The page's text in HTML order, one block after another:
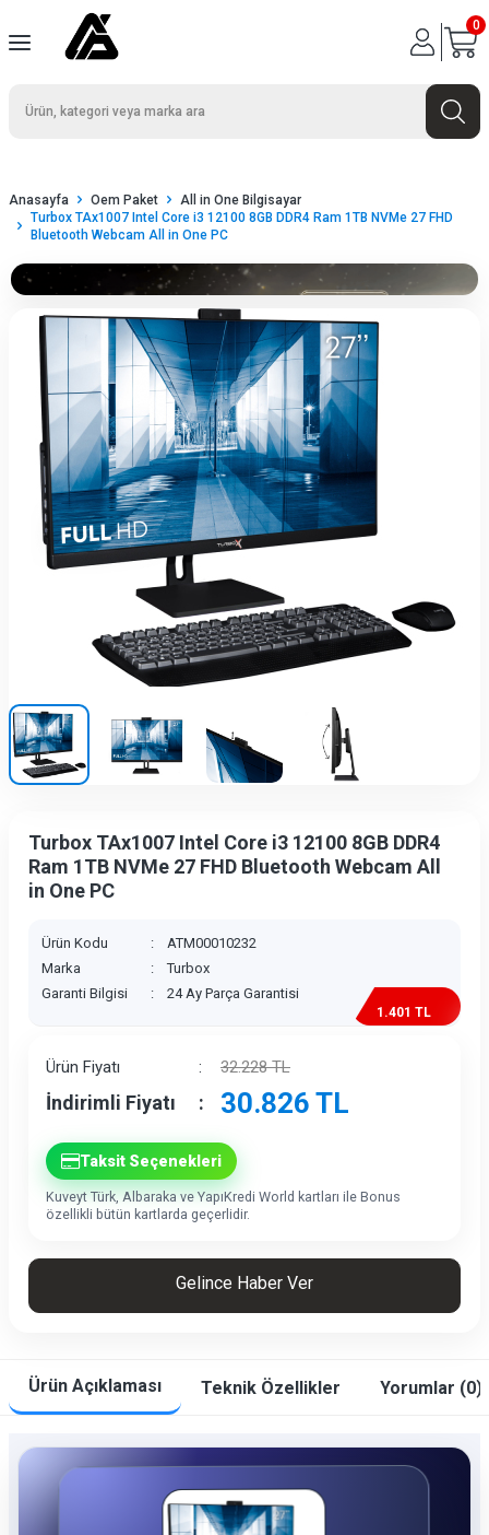
0
Anasayfa Oem Paket
All in One Bilgisayar
Turbox TAx1007 Intel Core i3 12100 8GB DDR4 Ram 1TB NVMe 27 FHD
Bluetooth Webcam All in One PC
Turbox TAx1007 Intel Core i3 12100 8GB DDR4
Ram 1TB NVMe 27 FHD Bluetooth Webcam All
in One PC
Ürün Kodu :
ATM00010232
Marka
:
Turbox
Garanti Bilgisi
: 24 Ay Parça Garantisi
1.401 TL
Ürün Fiyatı : 32.228TL
İndirimli Fiyatı : 30.826 TL
Taksit Seçenekleri
Kuveyt Türk, Albaraka ve YapıKredi World kartları ile Bonus
özellikli bütün kartlarda geçerlidir.
Gelince Haber Ver
Ürün Açıklaması Teknik Özellikler Yorumlar (0)